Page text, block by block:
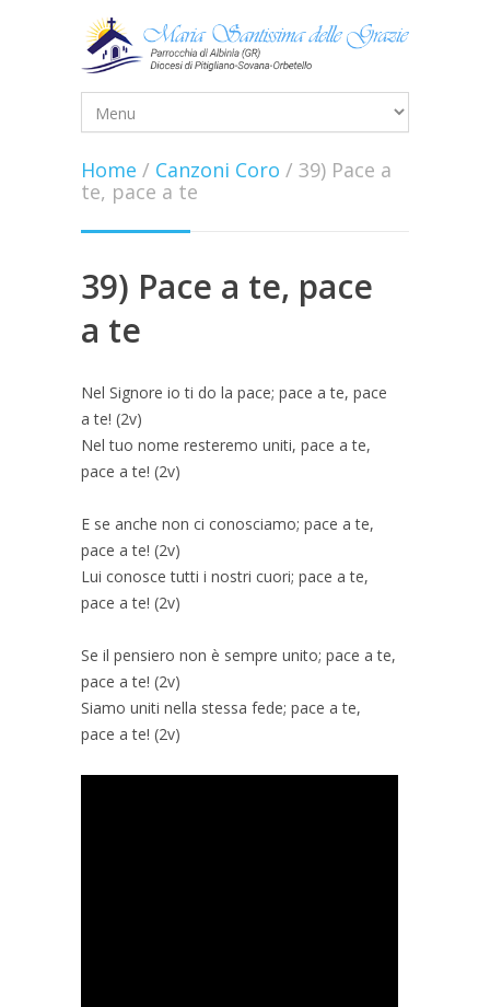
Home / Canzoni Coro / 39) Pace a
te, pace a te
39) Pace a te, pace
a te
Nel Signore io ti do la pace; pace a te, pace
a te! (2v)
Nel tuo nome resteremo uniti, pace a te,
pace a te! (2v)
E se anche non ci conosciamo; pace a te,
pace a te! (2v)
Lui conosce tutti i nostri cuori; pace a te,
pace a te! (2v)
Se il pensiero non è sempre unito; pace a te,
pace a te! (2v)
Siamo uniti nella stessa fede; pace a te,
pace a te! (2v)